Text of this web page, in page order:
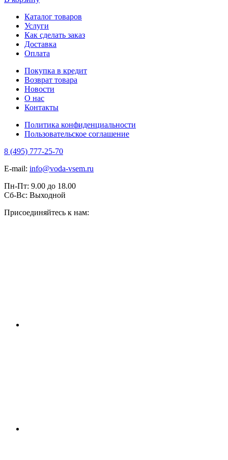
Каталог товаров
Услуги
Как сделать заказ
Доставка
Оплата
Покупка в кредит
Возврат товара
Новости
О нас
Контакты
Политика конфиденциальности
Пользовательское соглашение
8 (495) 777-25-70
E-mail: info@voda-vsem.ru
Пн-Пт: 9.00 до 18.00
Сб-Вс: Выходной
Присоединяйтесь к нам: